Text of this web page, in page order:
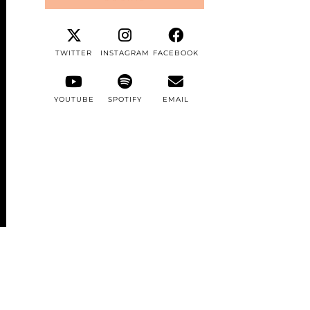
TWITTER INSTAGRAM FACEBOOK
YOUTUBE SPOTIFY EMAIL